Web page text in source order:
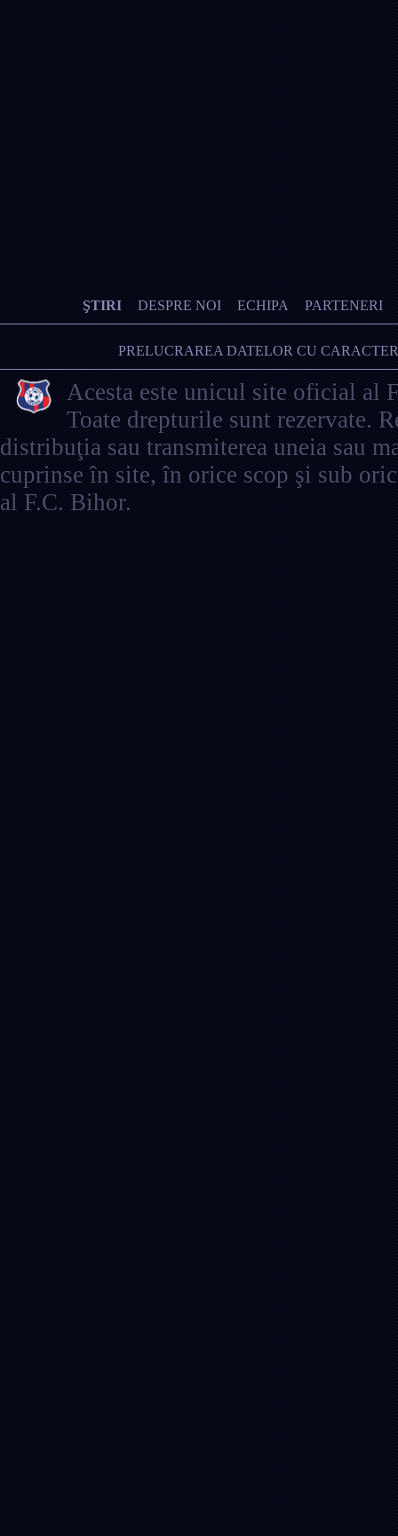
ŞTIRI DESPRE NOI ECHIPA PARTENERI
PRELUCRAREA DATELOR CU
Acesta este unicul site oficial al
Toate drepturile sunt rezervate.
distribuţia sau transmiterea uneia sau
cuprinse în site, în orice scop şi sub
al F.C. Bihor.